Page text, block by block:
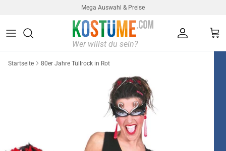
Mega Auswahl & Preise
Startseite 80er Jahre Tüllrock in Rot